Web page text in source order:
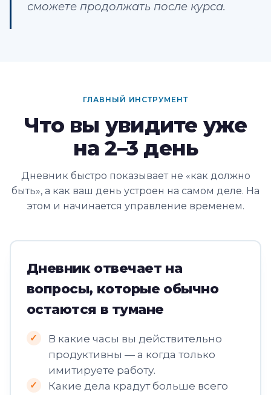
сможете продолжать после курса.
ГЛАВНЫЙ ИНСТРУМЕНТ
Что вы увидите уже
на 2–3 день
Дневник быстро показывает не «как должно
быть», а как ваш день устроен на самом деле. На
этом и начинается управление временем.
Дневник отвечает на
вопросы, которые обычно
остаются в тумане
✓
В какие часы вы действительно
продуктивны — а когда только
имитируете работу.
✓
Какие дела крадут больше всего